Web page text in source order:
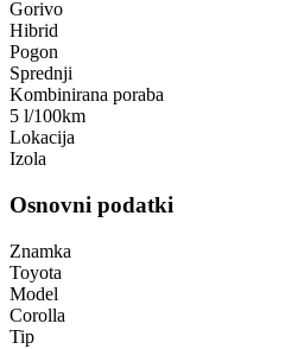
Gorivo
Hibrid
Pogon
Sprednji
Kombinirana poraba
5 l/100km
Lokacija
Izola
Osnovni podatki
Znamka
Toyota
Model
Corolla
Tip